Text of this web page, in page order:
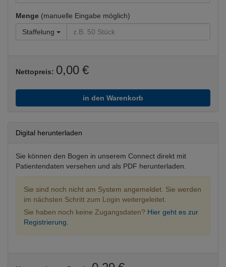
Orthopädie, Traumatologie
Unfallchirurgie
Urologie
Urologie operativ
Menge (manuelle Eingabe möglich)
Staffelung
Nettopreis: 0,00 €
in den Warenkorb
Digital herunterladen
Sie können den Bogen in unserem Connect direkt mit
Patientendaten versehen und als PDF herunterladen.
Sie sind noch nicht am System angemeldet. Sie werden
im nächsten Schritt zum Login weitergeleitet.
Sie haben noch keine Zugangsdaten? Hier geht es zur
Registrierung.